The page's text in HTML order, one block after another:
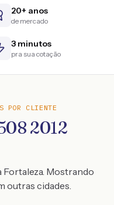
20+ anos
de mercado
3 minutos
pra sua cotação
POR CLIENTE
2012
Mostrando
outras cidades.